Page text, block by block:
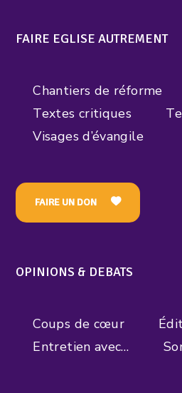
FAIRE EGLISE AUTREMENT
Chantiers de réforme
Textes critiques
Visages d’évangile
FAIRE UN DON
OPINIONS & DEBATS
Coups de cœur
Entretien avec…